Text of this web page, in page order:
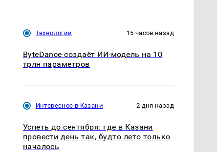
Технологии 15 часов назад
ByteDance создаёт ИИ-модель на 10
трлн параметров
Интересное в Казани 2 дня назад
Успеть до сентября: где в Казани
провести день так, будто лето только
началось